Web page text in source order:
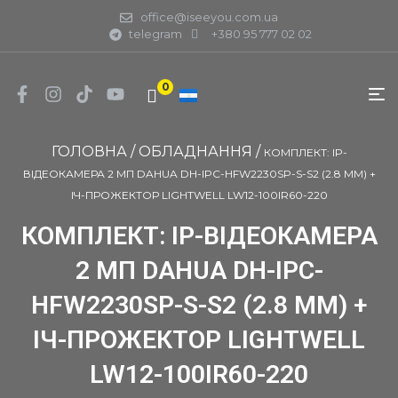
office@iseeyou.com.ua
telegram
+380 95 777 02 02
0
ГОЛОВНА/ ОБЛАДНАННЯ / КОМПЛЕКТ: IP-
ВІДЕОКАМЕРА 2 МП DAHUA DH-IPC-HFW2230SP-S-S2 (2.8 ММ) +
ІЧ-ПРОЖЕКТОР LIGHTWELL LW12-100IR60-220
КОМПЛЕКТ: IP-ВІДЕОКАМЕРА
2 МП DAHUA DH-IPC-
HFW2230SP-S-S2 (2.8 ММ) +
ІЧ-ПРОЖЕКТОР LIGHTWELL
LW12-100IR60-220